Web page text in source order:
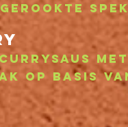
gerookte
op basis